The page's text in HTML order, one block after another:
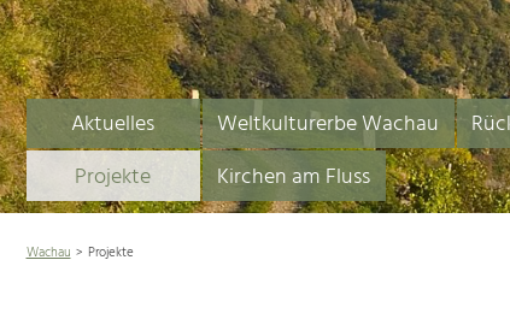
Aktuelles Weltkulturerbe Wachau
Projekte
Kirchen am Fluss
Wachau Projekte